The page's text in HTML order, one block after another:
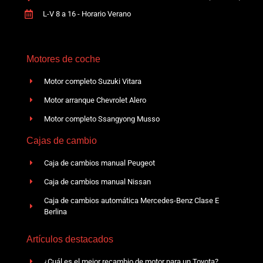
L-V 8 a 16 - Horario Verano
Motores de coche
Motor completo Suzuki Vitara
Motor arranque Chevrolet Alero
Motor completo Ssangyong Musso
Cajas de cambio
Caja de cambios manual Peugeot
Caja de cambios manual Nissan
Caja de cambios automática Mercedes-Benz Clase E
Berlina
Artículos destacados